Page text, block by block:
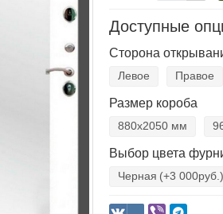
Доступные
Сторона
Левое Правое
Размер короба
880х2050 мм
Выбор цвета
Черная (+3 000руб.)